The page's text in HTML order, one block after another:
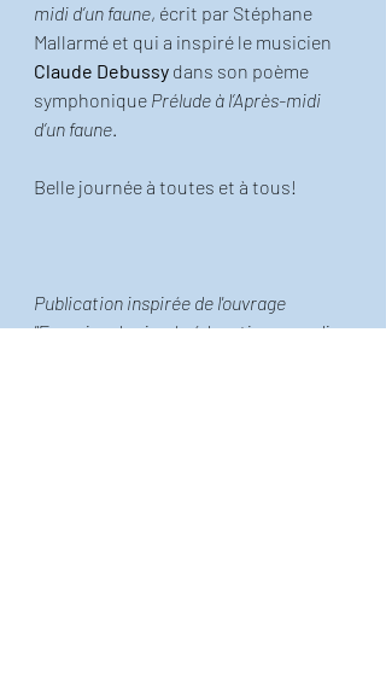
midi d’un faune, écrit par Stéphane
Mallarmé et qui a inspiré le musicien
Claude Debussy dans son poème
symphonique Prélude à l’Après-midi
d’un faune.
Belle journée à toutes et à tous!
Publication inspirée de l'ouvrage
"Exercice de simple éducation avec dix